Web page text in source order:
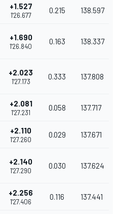
+1.527
1'26.677
0.215 138.597
+1.690
1'26.840
0.163 138.337
+2.023
1'27.173
0.333 137.808
+2.081
1'27.231
0.058 137.717
+2.110
1'27.260
0.029 137.671
+2.140
1'27.290
0.030 137.624
+2.256
1'27.406
0.116 137.441